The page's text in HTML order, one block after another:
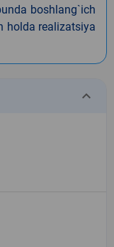
boshlang`ich
holda realizatsiya
keyboard_arrow_down